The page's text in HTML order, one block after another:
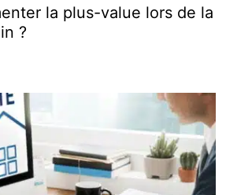
la plus-value lors de la
?